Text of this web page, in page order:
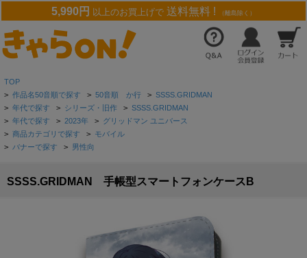
5,990円 以上のお買上げで 送料無料 ! （離島除く）
TOP
> 作品名50音順で探す > 50音順 か行 > SSSS.GRIDMAN
> 年代で探す > シリーズ・旧作 > SSSS.GRIDMAN
> 年代で探す > 2023年 > グリッドマン ユニバース
> 商品カテゴリで探す > モバイル
> バナーで探す > 男性向
SSSS.GRIDMAN 手帳型スマートフォンケースB